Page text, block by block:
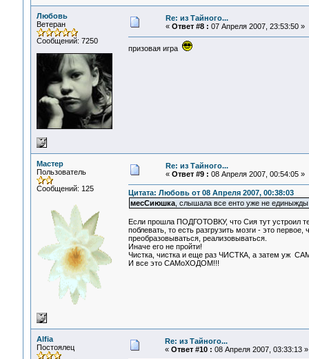
Любовь
Ветеран
Сообщений: 7250
Re: из Тайного...
« Ответ #8 : 07 Апреля 2007, 23:53:50 »
призовая игра
Мастер
Пользователь
Сообщений: 125
Re: из Тайного...
« Ответ #9 : 08 Апреля 2007, 00:54:05 »
Цитата: Любовь от 08 Апреля 2007, 00:38:03
месСиюшка, слышала все енто уже не единыжды,
Если прошла ПОДГОТОВКУ, что Сия тут устроил
поблевать, то есть разгрузить мозги - это
преобразовываться, реализовываться.
Иначе его не пройти!
Чистка, чистка и еще раз ЧИСТКА, а затем уж
И все это САМоХОДОМ!!!
Alfia
Постоялец
Re: из Тайного...
« Ответ #10 : 08 Апреля 2007, 03:33:13 »